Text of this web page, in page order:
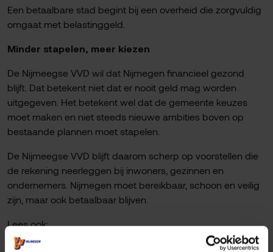
Een betaalbare stad begint bij een overheid die zorgvuldig
omgaat met belastinggeld.
Minder stapelen, meer kiezen
De Nijmeegse VVD wil dat Nijmegen financieel gezond
blijft. Dat betekent niet dat er nooit geld mag worden
uitgegeven. Het betekent wel dat de gemeente keuzes
moet maken en niet steeds nieuwe ambities boven op
bestaande plannen moet stapelen.
De Nijmeegse VVD blijft daarom scherp op voorstellen die
de rekening neerleggen bij inwoners, gezinnen en
ondernemers. Nijmegen moet bereikbaar, schoon en veilig
zijn, maar ook betaalbaar blijven.
Lees ook:
Nijmeegse VVD: coalitieakkoord maakt Nijmegen duurder